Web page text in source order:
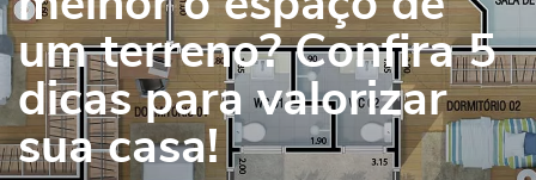
um terreno? Confira 5
dicas para valorizar
sua casa!